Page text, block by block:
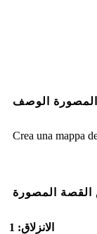
المصورة الوصف
Crea una mappa
المصورة
الانزلاق: 1